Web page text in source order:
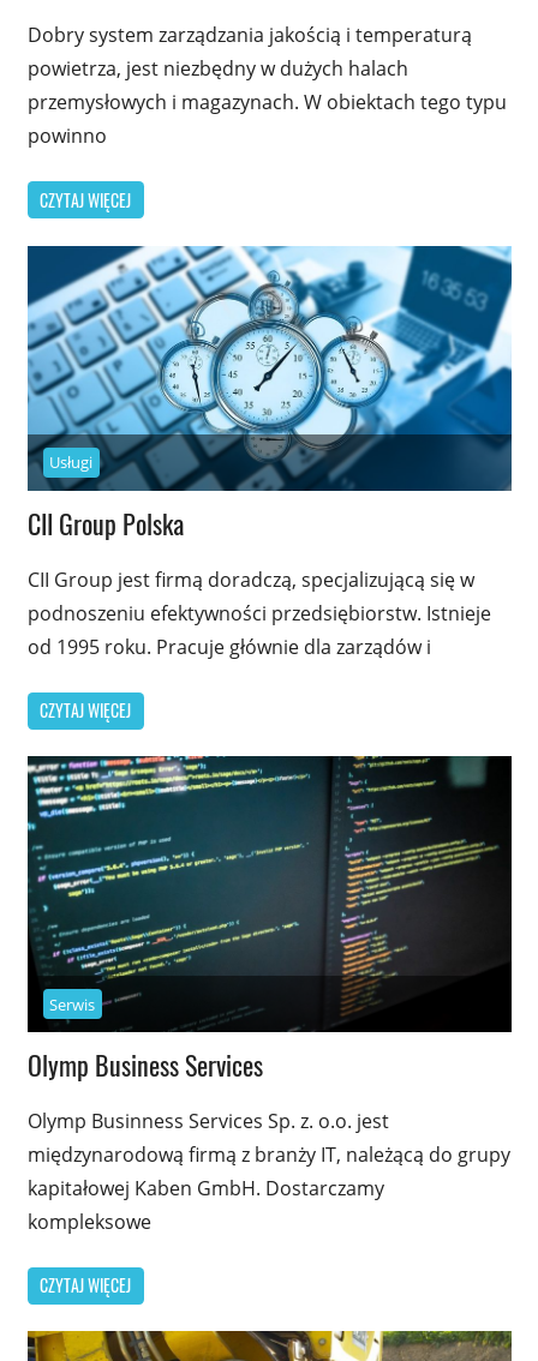
Dobry system zarządzania jakością i temperaturą
powietrza, jest niezbędny w dużych halach
przemysłowych i magazynach. W obiektach tego typu
powinno
CZYTAJ WIĘCEJ
Usługi
CII Group Polska
CII Group jest firmą doradczą, specjalizującą się w
podnoszeniu efektywności przedsiębiorstw. Istnieje
od 1995 roku. Pracuje głównie dla zarządów i
CZYTAJ WIĘCEJ
Serwis
Olymp Business Services
Olymp Businness Services Sp. z. o.o. jest
międzynarodową firmą z branży IT, należącą do grupy
kapitałowej Kaben GmbH. Dostarczamy
kompleksowe
CZYTAJ WIĘCEJ